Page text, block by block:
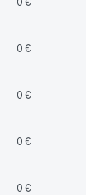
0 €
0 €
0 €
0 €